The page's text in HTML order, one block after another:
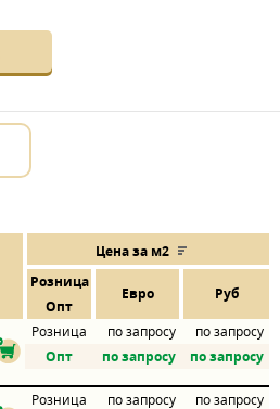
Цена за м2
Розница
Евро Руб
Опт
Розница по запросу
по запросу
Опт по запросу по запросу
Розница по запросу
по запросу